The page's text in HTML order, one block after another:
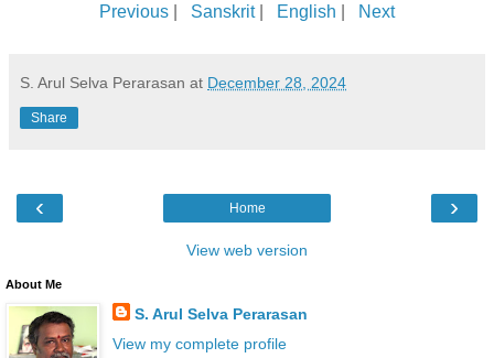
Previous Sanskrit| English Next
S. Arul Selva Perarasan at December 28, 2024
Share
‹ ›
Home
View web version
About Me
S. Arul Selva Perarasan
View my complete profile